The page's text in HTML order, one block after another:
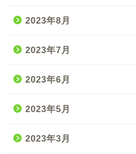
2023年8月
2023年7月
2023年6月
2023年5月
2023年3月